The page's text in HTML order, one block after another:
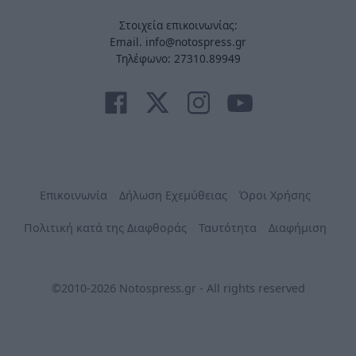
Στοιχεία επικοινωνίας:
Email. info@notospress.gr
Τηλέφωνο: 27310.89949
Επικοινωνία Δήλωση Εχεμύθειας Όροι Χρήσης
Πολιτική κατά της Διαφθοράς Ταυτότητα Διαφήμιση
©2010-2026 Notospress.gr - All rights reserved